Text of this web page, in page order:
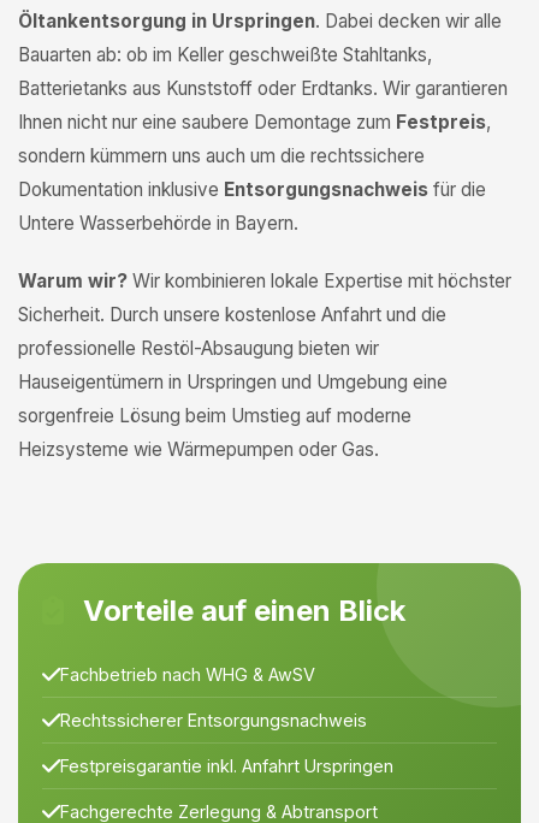
Öltankentsorgung in Urspringen. Dabei decken wir alle
Bauarten ab: ob im Keller geschweißte Stahltanks,
Batterietanks aus Kunststoff oder Erdtanks. Wir garantieren
Ihnen nicht nur eine saubere Demontage zum Festpreis,
sondern kümmern uns auch um die rechtssichere
Dokumentation inklusive Entsorgungsnachweis für die
Untere Wasserbehörde in Bayern.
Warum wir? Wir kombinieren lokale Expertise mit höchster
Sicherheit. Durch unsere kostenlose Anfahrt und die
professionelle Restöl-Absaugung bieten wir
Hauseigentümern in Urspringen und Umgebung eine
sorgenfreie Lösung beim Umstieg auf moderne
Heizsysteme wie Wärmepumpen oder Gas.
Vorteile auf einen Blick
Fachbetrieb nach WHG & AwSV
Rechtssicherer Entsorgungsnachweis
Festpreisgarantie inkl. Anfahrt Urspringen
Fachgerechte Zerlegung & Abtransport